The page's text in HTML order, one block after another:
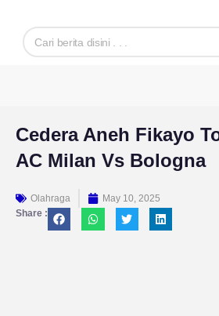
content
Search
Cedera Aneh Fikayo
AC Milan Vs Bologna
Olahraga
May 10, 2025
Share :